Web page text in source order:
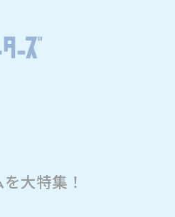
大特集！